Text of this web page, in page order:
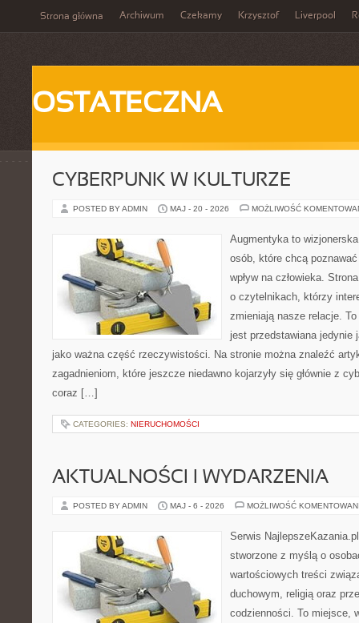
Strona główna Archiwum Czekamy Krzysztof Liverpool
OSTATECZNA
CYBERPUNK W KULTURZE
POSTED BY ADMIN MAJ - 20 - 2026 MOŻLIWOŚĆ
Augmentyka to
osób, które chcą
wpływ na człowieka.
o czytelnikach, którzy
zmieniają nasze relacje.
jest przedstawiana jedynie
jako ważna część rzeczywistości. Na stronie można znaleźć
zagadnieniom, które jeszcze niedawno kojarzyły się głównie z
coraz […]
CATEGORIES: NIERUCHOMOŚCI
AKTUALNOŚCI I WYDARZENIA
POSTED BY ADMIN MAJ - 6 - 2026 MOŻLIWOŚĆ
Serwis
stworzone z myślą o
wartościowych treści
duchowym, religią oraz
codzienności. To miejsce,